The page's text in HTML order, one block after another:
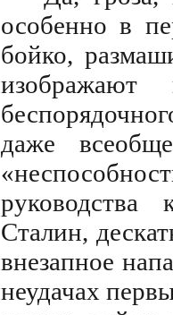
особенно в
бойко,
даже
руководства
Сталин,
внезапное
неудачах